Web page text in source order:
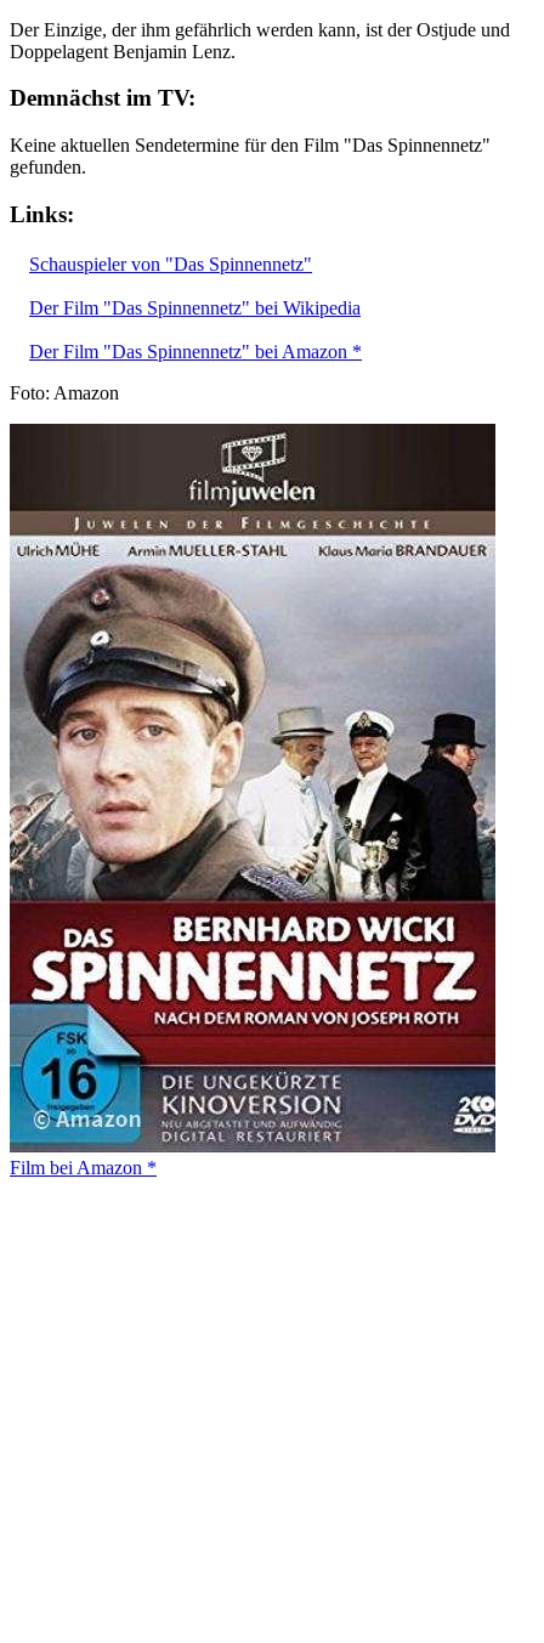
Der Einzige, der ihm gefährlich werden kann, ist der Ostjude und
Doppelagent Benjamin Lenz.
Demnächst im TV:
Keine aktuellen Sendetermine für den Film "Das Spinnennetz"
gefunden.
Links:
Schauspieler von "Das Spinnennetz"
Der Film "Das Spinnennetz" bei Wikipedia
Der Film "Das Spinnennetz" bei Amazon *
Foto: Amazon
Film bei Amazon *